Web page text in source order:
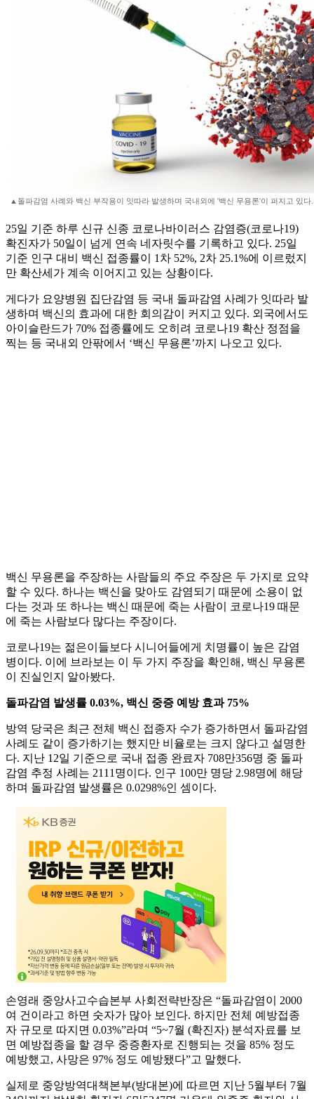
▲돌파감염 사례와 백신 부작용이 잇따라 발생하며 국내외에 '백신 무용론'이 퍼지고 있다.
25일 기준 하루 신규 신종 코로나바이러스 감염증(코로나19)
확진자가 50일이 넘게 연속 네자릿수를 기록하고 있다. 25일
기준 인구 대비 백신 접종률이 1차 52%, 2차 25.1%에 이르렀지
만 확산세가 계속 이어지고 있는 상황이다.
게다가 요양병원 집단감염 등 국내 돌파감염 사례가 잇따라 발
생하며 백신의 효과에 대한 회의감이 커지고 있다. 외국에서도
아이슬란드가 70% 접종률에도 오히려 코로나19 확산 정점을
찍는 등 국내외 안팎에서 ‘백신 무용론’까지 나오고 있다.
백신 무용론을 주장하는 사람들의 주요 주장은 두 가지로 요약
할 수 있다. 하나는 백신을 맞아도 감염되기 때문에 소용이 없
다는 것과 또 하나는 백신 때문에 죽는 사람이 코로나19 때문
에 죽는 사람보다 많다는 주장이다.
코로나19는 젊은이들보다 시니어들에게 치명률이 높은 감염
병이다. 이에 브라보는 이 두 가지 주장을 확인해, 백신 무용론
이 진실인지 알아봤다.
돌파감염 발생률 0.03%, 백신 중증 예방 효과 75%
방역 당국은 최근 전체 백신 접종자 수가 증가하면서 돌파감염
사례도 같이 증가하기는 했지만 비율로는 크지 않다고 설명한
다. 지난 12일 기준으로 국내 접종 완료자 708만356명 중 돌파
감염 추정 사례는 2111명이다. 인구 100만 명당 2.98명에 해당
하며 돌파감염 발생률은 0.0298%인 셈이다.
손영래 중앙사고수습본부 사회전략반장은 “돌파감염이 2000
여 건이라고 하면 숫자가 많아 보인다. 하지만 전체 예방접종
자 규모로 따지면 0.03%”라며 “5~7월 (확진자) 분석자료를 보
면 예방접종을 할 경우 중증환자로 진행되는 것을 85% 정도
예방했고, 사망은 97% 정도 예방됐다”고 말했다.
실제로 중앙방역대책본부(방대본)에 따르면 지난 5월부터 7월